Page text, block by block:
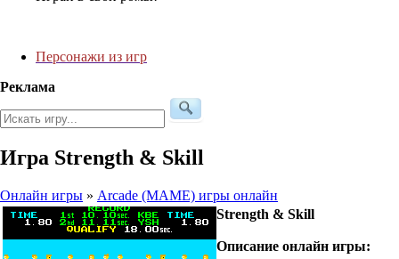
Персонажи из игр
Реклама
Игра Strength & Skill
Онлайн игры » Arcade (MAME) игры онлайн
Strength & Skill
Описание онлайн игры: